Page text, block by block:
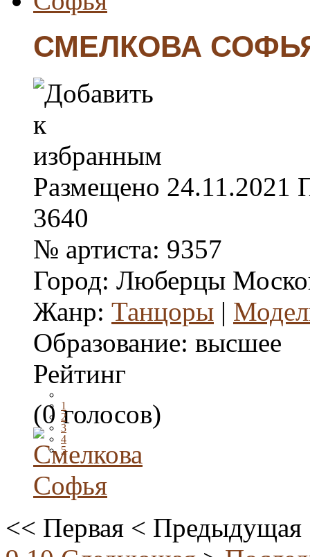
СМЕЛКОВА
Размещено 24.11.2021
3640
№ артиста: 9357
Город: Люберцы
Жанр: Танцоры |
Образование: высшее
Рейтинг
1
2
3
4
5
(0 голосов)
<< Первая < Предыдущая